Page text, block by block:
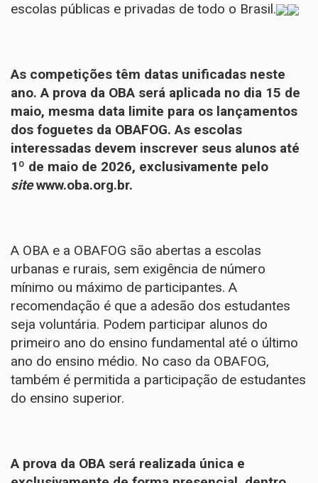
escolas públicas e privadas de todo o Brasil.
As competições têm datas unificadas neste
ano. A prova da OBA será aplicada no dia 15 de
maio, mesma data limite para os lançamentos
dos foguetes da OBAFOG. As escolas
interessadas devem inscrever seus alunos até
1º de maio de 2026, exclusivamente pelo
site www.oba.org.br.
A OBA e a OBAFOG são abertas a escolas
urbanas e rurais, sem exigência de número
mínimo ou máximo de participantes. A
recomendação é que a adesão dos estudantes
seja voluntária. Podem participar alunos do
primeiro ano do ensino fundamental até o último
ano do ensino médio. No caso da OBAFOG,
também é permitida a participação de estudantes
do ensino superior.
A prova da OBA será realizada única e